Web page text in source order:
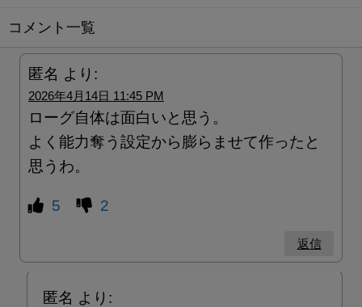
コメント一覧
匿名 より:
2026年4月14日 11:45 PM
ローグ自体は面白いと思う。
よく能力奪う設定から膨らませて作ったと
思うわ。
5 2
返信
匿名 より: